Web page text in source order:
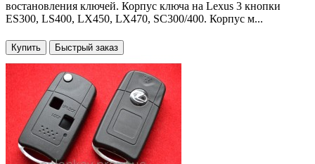
востановления ключей. Корпус ключа на Lexus 3 кнопки
ES300, LS400, LX450, LX470, SC300/400. Корпус м...
Купить